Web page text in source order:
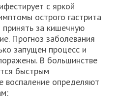
с яркой
острого гастрита
за кишечную
Прогноз заболевания
запущен процесс и
В большинстве
быстрым
воспаление определяют